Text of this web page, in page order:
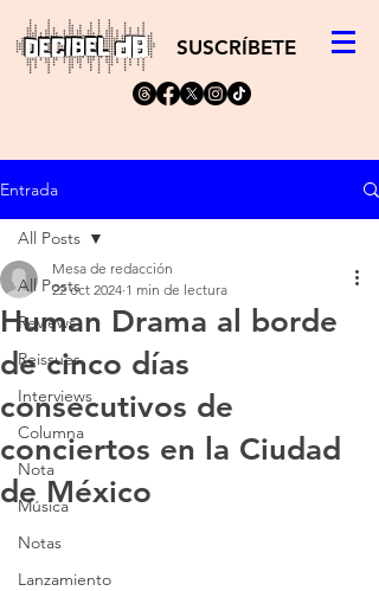
SUSCRÍBETE
Entrada
All Posts
Reviews
Reissues
Interviews
Columna
Nota
Música
Notas
Lanzamiento
All Posts
Human Drama al borde
de cinco días
consecutivos de
conciertos en la Ciudad
de México
Mesa de redacción
22 oct 2024 1 min de lectura